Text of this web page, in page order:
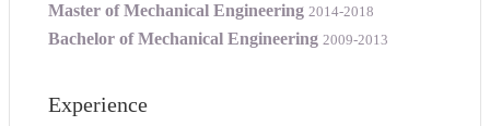
Master of Mechanical Engineering 2014-2018
Bachelor of Mechanical Engineering 2009-2013
Experience